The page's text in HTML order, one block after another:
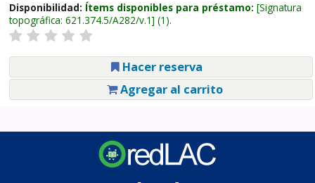
Disponibilidad: Ítems disponibles para préstamo: Signatura
topográfica: 621.374.5/A282/v.1 (1).
Hacer reserva
Agregar al carrito